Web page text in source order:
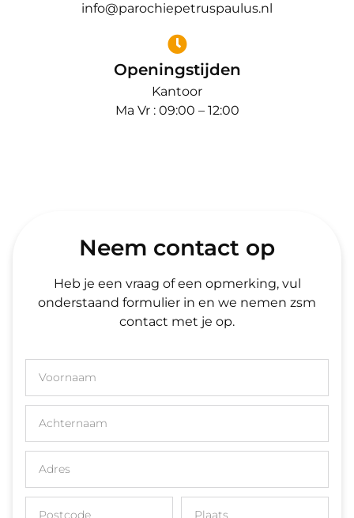
info@parochiepetruspaulus.nl
Openingstijden
Kantoor
Ma Vr : 09:00 – 12:00
Neem contact op
Heb je een vraag of een opmerking, vul
onderstaand formulier in en we nemen zsm
contact met je op.